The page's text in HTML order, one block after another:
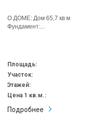
О ДОМЕ: Дом 65,7 кв м
Фундамент:...
Площадь:
Участок:
Этажей:
Цена 1 кв.м.:
Подробнее